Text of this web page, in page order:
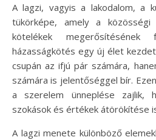
A lagzi, vagyis a lakodalom, a kultúrák sokszínűségének
tükörképe, amely a
kötelékek
házasságkötés egy új élet
csupán az ifjú pár számára,
számára is jelentőséggel bír.
a szerelem ünneplése zajlik,
szokások és értékek átörökítése
A lagzi menete különböző